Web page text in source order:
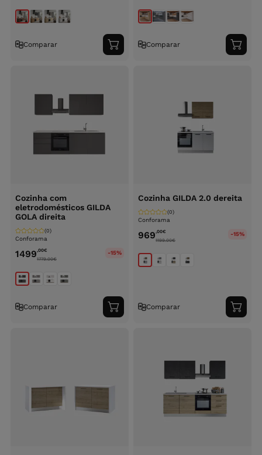
Comparar
Adicionar
ao
Comparar
ao
Cozinha com
eletrodomésticos GILDA
GOLA direita
Conforama
(0)
1499,00€
1779.00€
-15%
Comparar
Adicionar
ao
Cozinha GILDA 2.0 dereita
Conforama
(0)
969,00€
1199.00€
-15%
Comparar
ao